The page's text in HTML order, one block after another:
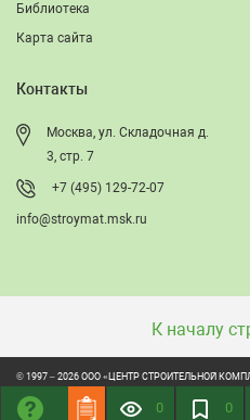
0 0
Контакты
Москва, ул. Складочная д.
3, стр. 7
+7 (495) 129-72-07
info@stroymat.msk.ru
Библиотека
Карта сайта
К началу
© 1997 – 2026 ООО «ЦЕНТР СТРОИТЕЛЬНОЙ
ONVOLGA: Создание сайтов. Обслуживание